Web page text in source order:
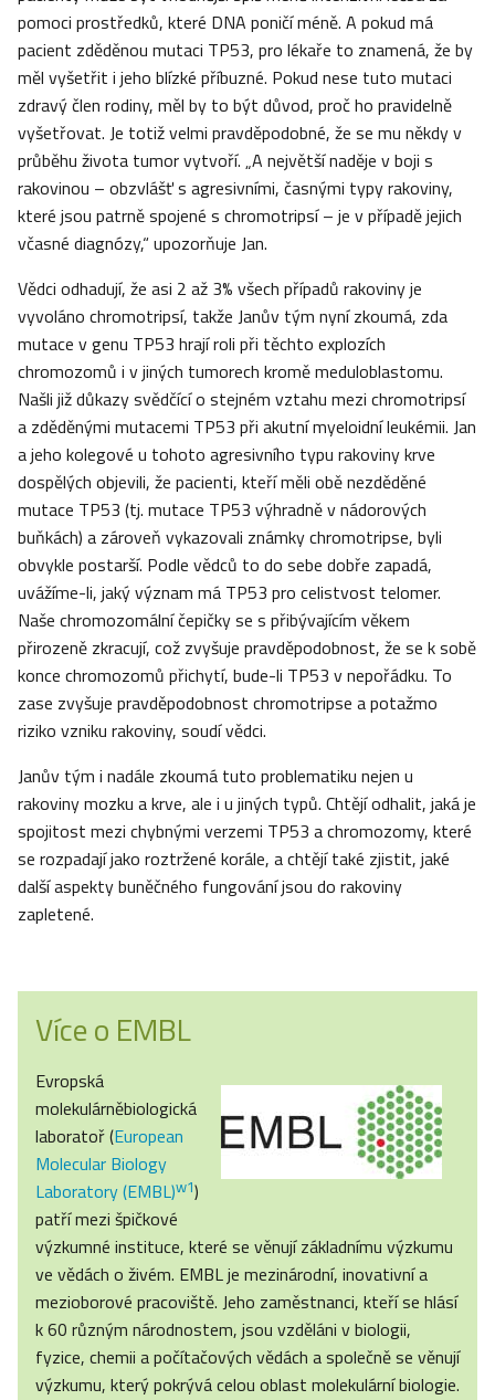
pomoci prostředků, které DNA poničí méně. A pokud má
pacient zděděnou mutaci TP53, pro lékaře to znamená, že by
měl vyšetřit i jeho blízké příbuzné. Pokud nese tuto mutaci
zdravý člen rodiny, měl by to být důvod, proč ho pravidelně
vyšetřovat. Je totiž velmi pravděpodobné, že se mu někdy v
průběhu života tumor vytvoří. „A největší naděje v boji s
rakovinou – obzvlášť s agresivními, časnými typy rakoviny,
které jsou patrně spojené s chromotripsí – je v případě jejich
včasné diagnózy,“ upozorňuje Jan.
Vědci odhadují, že asi 2 až 3% všech případů rakoviny je
vyvoláno chromotripsí, takže Janův tým nyní zkoumá, zda
mutace v genu TP53 hrají roli při těchto explozích
chromozomů i v jiných tumorech kromě meduloblastomu.
Našli již důkazy svědčící o stejném vztahu mezi chromotripsí
a zděděnými mutacemi TP53 při akutní myeloidní leukémii. Jan
a jeho kolegové u tohoto agresivního typu rakoviny krve
dospělých objevili, že pacienti, kteří měli obě nezděděné
mutace TP53 (tj. mutace TP53 výhradně v nádorových
buňkách) a zároveň vykazovali známky chromotripse, byli
obvykle postarší. Podle vědců to do sebe dobře zapadá,
uvážíme-li, jaký význam má TP53 pro celistvost telomer.
Naše chromozomální čepičky se s přibývajícím věkem
přirozeně zkracují, což zvyšuje pravděpodobnost, že se k sobě
konce chromozomů přichytí, bude-li TP53 v nepořádku. To
zase zvyšuje pravděpodobnost chromotripse a potažmo
riziko vzniku rakoviny, soudí vědci.
Janův tým i nadále zkoumá tuto problematiku nejen u
rakoviny mozku a krve, ale i u jiných typů. Chtějí odhalit, jaká je
spojitost mezi chybnými verzemi TP53 a chromozomy, které
se rozpadají jako roztržené korále, a chtějí také zjistit, jaké
další aspekty buněčného fungování jsou do rakoviny
zapletené.
Více o EMBL
Evropská
molekulárněbiologická
laboratoř (European
Molecular Biology
Laboratory (EMBL)w1)
patří mezi špičkové
výzkumné instituce, které se věnují základnímu výzkumu
ve vědách o živém. EMBL je mezinárodní, inovativní a
mezioborové pracoviště. Jeho zaměstnanci, kteří se hlásí
k 60 různým národnostem, jsou vzděláni v biologii,
fyzice, chemii a počítačových vědách a společně se věnují
výzkumu, který pokrývá celou oblast molekulární biologie.